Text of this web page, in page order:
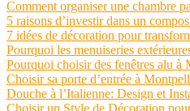
Comment organiser une chambre
5 raisons d’investir dans un
7 idées de décoration pour
Pourquoi les menuiseries
Pourquoi choisir des fenêtres alu
Choisir sa porte d’entrée à
Douche à l’Italienne: Design et
Choisir un Style de Décoration